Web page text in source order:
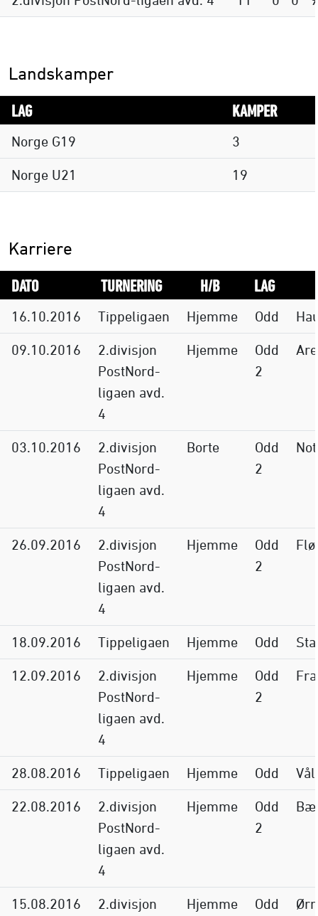
Landskamper
LAG KAMPER
Norge G19 3
Norge U21 19
Karriere
DATO TURNERING H/B LAG
16.10.2016 Tippeligaen Hjemme Odd
09.10.2016
2.divisjon
PostNord-
ligaen avd.
4
Hjemme
Odd
2
03.10.2016
2.divisjon
PostNord-
ligaen avd.
4
Borte
Odd
2
26.09.2016
2.divisjon
PostNord-
ligaen avd.
4
Hjemme
Odd
2
18.09.2016 Tippeligaen Hjemme Odd
12.09.2016
2.divisjon
PostNord-
ligaen avd.
4
Hjemme
Odd
2
28.08.2016 Tippeligaen Hjemme Odd
22.08.2016
2.divisjon
PostNord-
ligaen avd.
4
Hjemme
Odd
2
15.08.2016
2.divisjon
Hjemme
Odd